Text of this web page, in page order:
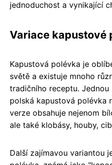
jednoduchost a vynikající
Variace kapustové
Kapustová polévka je
světě a existuje mnoho
tradičního receptu.
polská kapustová polévka
verze obsahuje nejenom
ale také klobásy, houby,
Další zajímavou variantou